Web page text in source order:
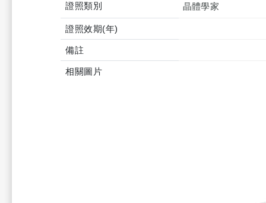
證照類別 晶體學家
證照效期(年)
備註
相關圖片